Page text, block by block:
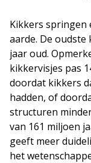
Kikkers springen
aarde. De oudste
jaar oud.
kikkervisjes pas
doordat kikkers
hadden, of
structuren
van 161 miljoen
geeft meer
het